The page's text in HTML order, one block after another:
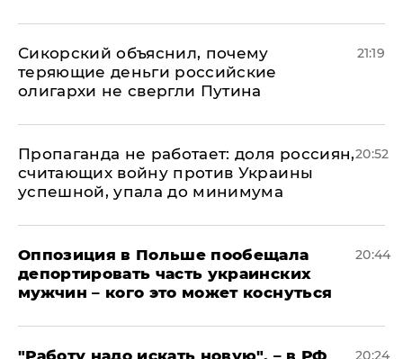
Сикорский объяснил, почему
теряющие деньги российские
олигархи не свергли Путина
21:19
​Пропаганда не работает: доля россиян,
считающих войну против Украины
успешной, упала до минимума
20:52
Оппозиция в Польше пообещала
депортировать часть украинских
мужчин – кого это может коснуться
20:44
"Работу надо искать новую", – в РФ
20:24